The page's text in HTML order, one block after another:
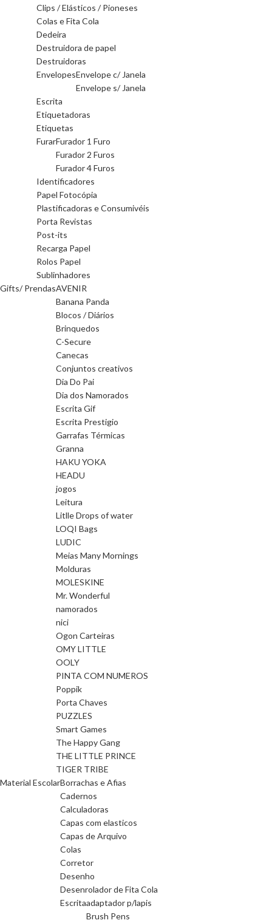
Clips / Elásticos / Pioneses
Colas e Fita Cola
Dedeira
Destruidora de papel
Destruidoras
EnvelopesEnvelope c/ Janela
Envelope s/ Janela
Escrita
Etiquetadoras
Etiquetas
FurarFurador 1 Furo
Furador 2 Furos
Furador 4 Furos
Identificadores
Papel Fotocópia
Plastificadoras e Consumivéis
Porta Revistas
Post-its
Recarga Papel
Rolos Papel
Sublinhadores
Gifts/ PrendasAVENIR
Banana Panda
Blocos / Diários
Brinquedos
C-Secure
Canecas
Conjuntos creativos
Dia Do Pai
Dia dos Namorados
Escrita Gif
Escrita Prestigio
Garrafas Térmicas
Granna
HAKU YOKA
HEADU
jogos
Leitura
Litlle Drops of water
LOQI Bags
LUDIC
Meias Many Mornings
Molduras
MOLESKINE
Mr. Wonderful
namorados
nici
Ogon Carteiras
OMY LITTLE
OOLY
PINTA COM NUMEROS
Poppik
Porta Chaves
PUZZLES
Smart Games
The Happy Gang
THE LITTLE PRINCE
TIGER TRIBE
Material EscolarBorrachas e Afias
Cadernos
Calculadoras
Capas com elasticos
Capas de Arquivo
Colas
Corretor
Desenho
Desenrolador de Fita Cola
Escritaadaptador p/lapis
Brush Pens